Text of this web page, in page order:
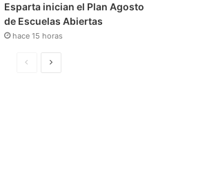
Esparta inician el Plan Agosto
de Escuelas Abiertas
hace 15 horas
S